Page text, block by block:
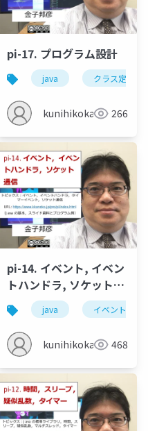
計算の繰り返し
pi-17. プログラム設計
java クラス定義
kunihikokaneko266
種々のエラー プログラ
pi-14. イベント, イベン
トハンドラ, ソケット通
信
java イベント
kunihikokaneko468